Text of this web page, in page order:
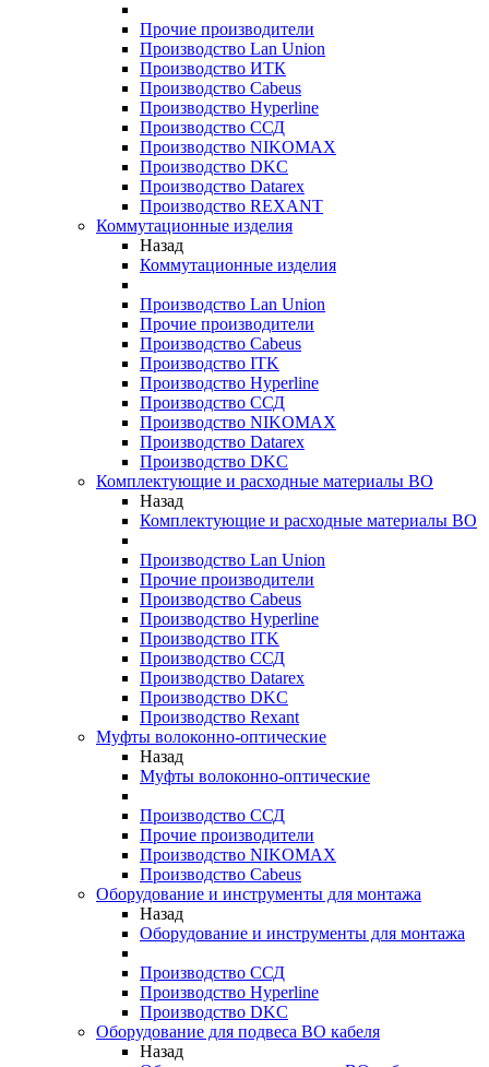
Прочие производители
Производство Lan Union
Производство ИТК
Производство Cabeus
Производство Hyperline
Производство ССД
Производство NIKOMAX
Производство DKC
Производство Datarex
Производство REXANT
Коммутационные изделия
Назад
Коммутационные изделия
Производство Lan Union
Прочие производители
Производство Cabeus
Производство ITK
Производство Hyperline
Производство ССД
Производство NIKOMAX
Производство Datarex
Производство DKC
Комплектующие и расходные материалы ВО
Назад
Комплектующие и расходные материалы ВО
Производство Lan Union
Прочие производители
Производство Cabeus
Производство Hyperline
Производство ITK
Производство ССД
Производство Datarex
Производство DKC
Производство Rexant
Муфты волоконно-оптические
Назад
Муфты волоконно-оптические
Производство ССД
Прочие производители
Производство NIKOMAX
Производство Cabeus
Оборудование и инструменты для монтажа
Назад
Оборудование и инструменты для монтажа
Производство ССД
Производство Hyperline
Производство DKC
Оборудование для подвеса ВО кабеля
Назад